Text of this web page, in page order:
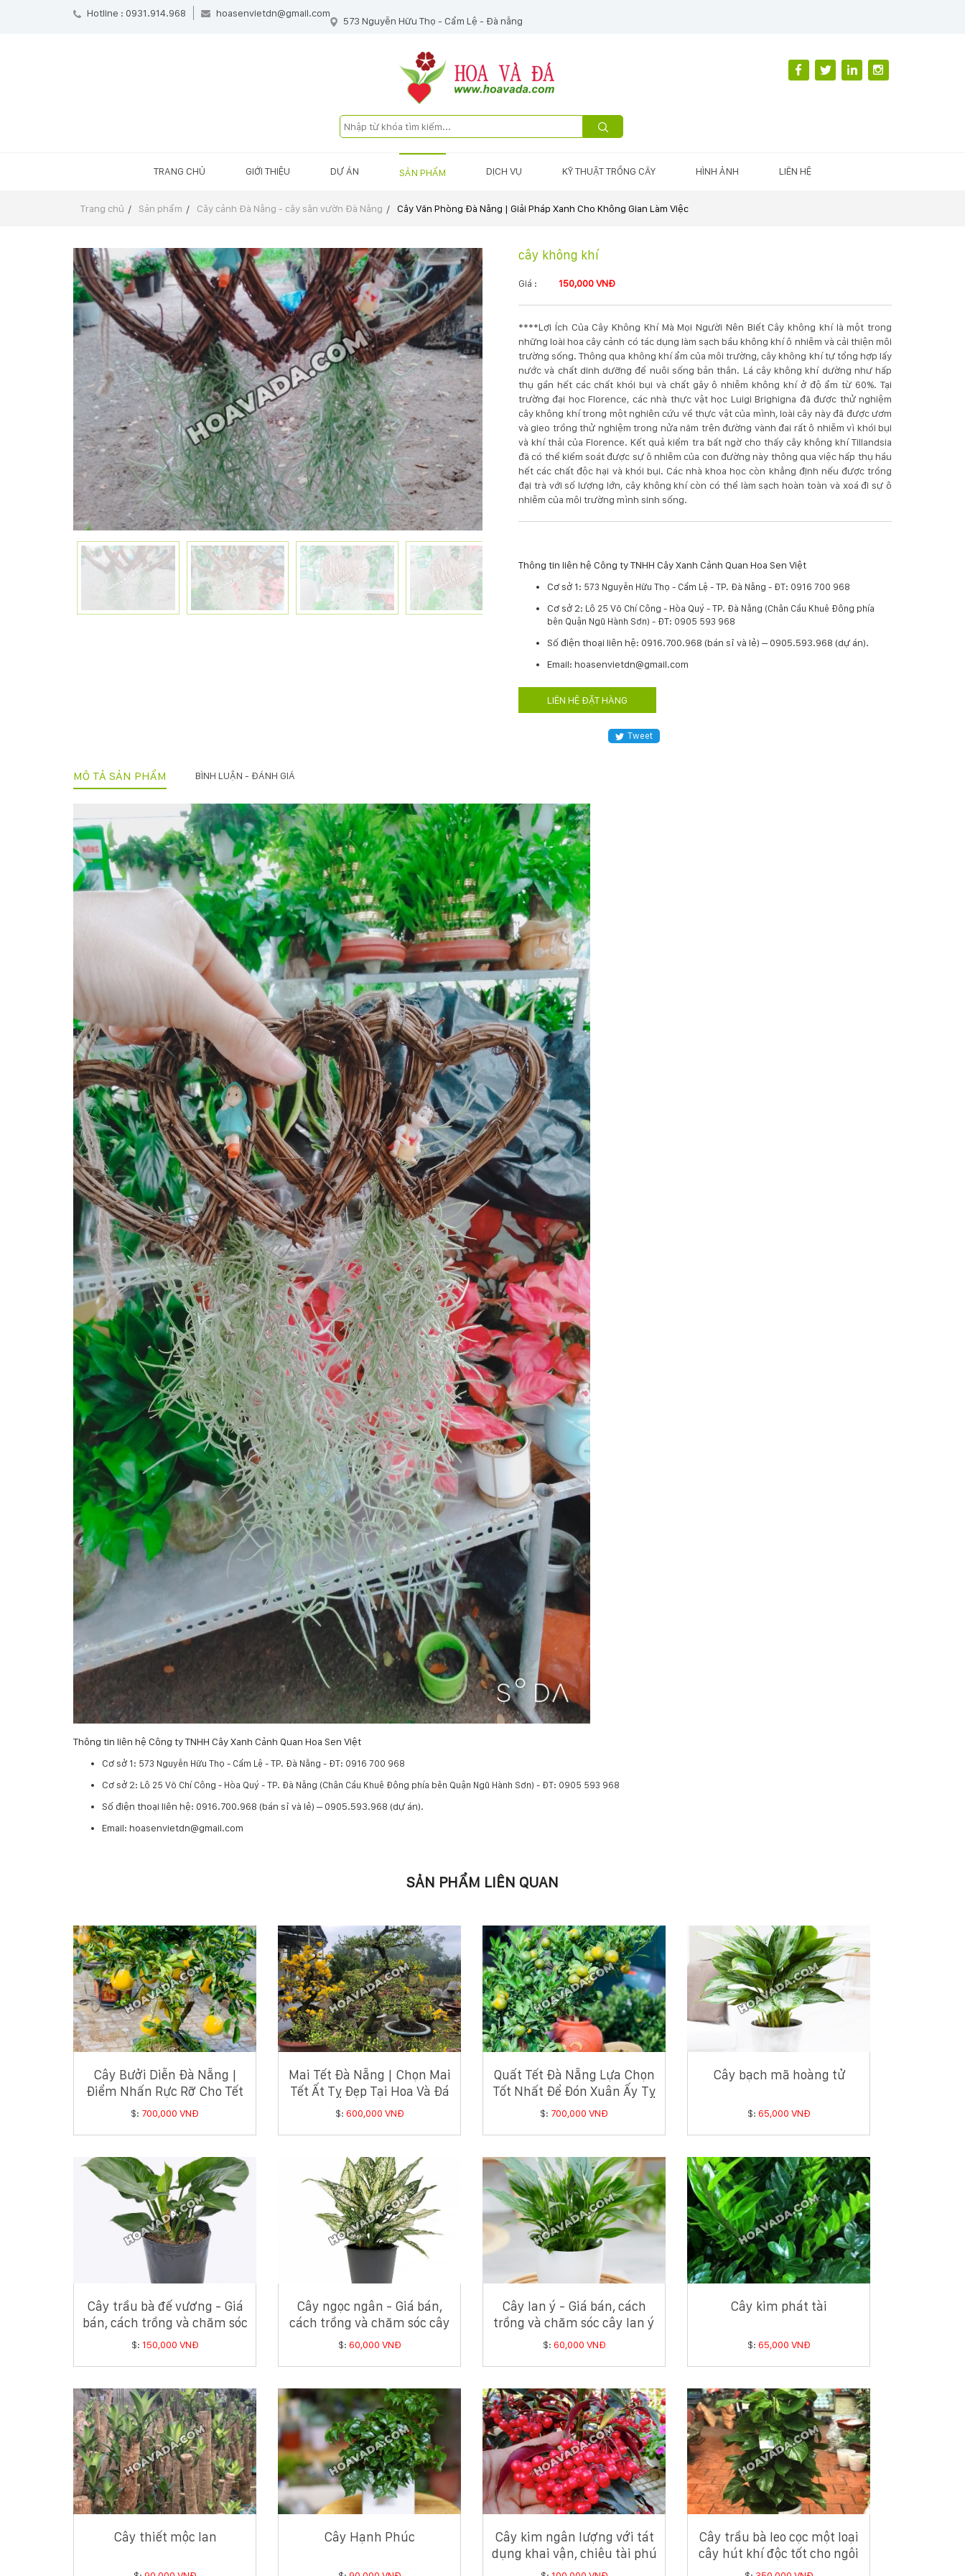
Hotline : 0931.914.968 hoasenvietdn@gmail.com
573 Nguyễn Hữu Thọ - Cẩm Lệ - Đà nẵng
TRANG CHỦ GIỚI THIỆU DỰ ÁN SẢN PHẨM DỊCH VỤ KỸ THUẬT TRỒNG CÂY HÌNH ẢNH LIÊN HỆ
Trang chủ Sản phẩm Cây cảnh Đà Nẵng - cây sân vườn Đà Nẵng Cây Văn Phòng Đà Nẵng | Giải Pháp Xanh Cho Không Gian Làm Việc
cây không khí
Giá : 150,000 VNĐ
****Lợi Ích Của Cây Không Khí Mà Mọi Người Nên Biết Cây không khí là một trong
những loài hoa cây cảnh có tác dụng làm sạch bầu không khí ô nhiễm và cải thiện môi
trường sống. Thông qua không khí ẩm của môi trường, cây không khí tự tổng hợp lấy
nước và chất dinh dưỡng để nuôi sống bản thân. Lá cây không khí dường như hấp
thụ gần hết các chất khói bụi và chất gây ô nhiễm không khí ở độ ẩm từ 60%. Tại
trường đại học Florence, các nhà thực vật học Luigi Brighigna đã được thử nghiệm
cây không khí trong một nghiên cứu về thực vật của mình, loài cây này đã được ươm
và gieo trồng thử nghiệm trong nửa năm trên đường vành đai rất ô nhiễm vì khói bụi
và khí thải của Florence. Kết quả kiểm tra bất ngờ cho thấy cây không khí Tillandsia
đã có thể kiểm soát được sự ô nhiễm của con đường này thông qua việc hấp thụ hầu
hết các chất độc hại và khói bụi. Các nhà khoa học còn khẳng định nếu được trồng
đại trà với số lượng lớn, cây không khí còn có thể làm sạch hoàn toàn và xoá đi sự ô
nhiễm của môi trường mình sinh sống.
Thông tin liên hệ Công ty TNHH Cây Xanh Cảnh Quan Hoa Sen Việt
Cơ sở 1: 573 Nguyễn Hữu Thọ - Cẩm Lệ - TP. Đà Nẵng - ĐT: 0916 700 968
Cơ sở 2: Lô 25 Võ Chí Công - Hòa Quý - TP. Đà Nẵng (Chân Cầu Khuê Đông phía
bên Quận Ngũ Hành Sơn) - ĐT: 0905 593 968
​Số điện thoại liên hệ: 0916.700.968 (bán sỉ và lẻ) – 0905.593.968 (dự án).
Email: hoasenvietdn@gmail.com
LIÊN HỆ ĐẶT HÀNG
Tweet
MÔ TẢ SẢN PHẨM BÌNH LUẬN - ĐÁNH GIÁ
Thông tin liên hệ Công ty TNHH Cây Xanh Cảnh Quan Hoa Sen Việt
Cơ sở 1: 573 Nguyễn Hữu Thọ - Cẩm Lệ - TP. Đà Nẵng - ĐT: 0916 700 968
Cơ sở 2: Lô 25 Võ Chí Công - Hòa Quý - TP. Đà Nẵng (Chân Cầu Khuê Đông phía bên Quận Ngũ Hành Sơn) - ĐT: 0905 593 968
​Số điện thoại liên hệ: 0916.700.968 (bán sỉ và lẻ) – 0905.593.968 (dự án).
Email: hoasenvietdn@gmail.com
SẢN PHẨM LIÊN QUAN
Cây Bưởi Diễn Đà Nẵng |
Điểm Nhấn Rực Rỡ Cho Tết
Ất Tỵ
$: 700,000 VNĐ
Mai Tết Đà Nẵng | Chọn Mai
Tết Ất Tỵ Đẹp Tại Hoa Và Đá
$: 600,000 VNĐ
Quất Tết Đà Nẵng Lựa Chọn
Tốt Nhất Để Đón Xuân Ấy Tỵ
2025
$: 700,000 VNĐ
Cây bạch mã hoàng tử
$: 65,000 VNĐ
Cây trầu bà đế vương - Giá
bán, cách trồng và chăm sóc
cây trầu bà đế vương
$: 150,000 VNĐ
Cây ngọc ngân - Giá bán,
cách trồng và chăm sóc cây
ngọc ngân
$: 60,000 VNĐ
Cây lan ý - Giá bán, cách
trồng và chăm sóc cây lan ý
$: 60,000 VNĐ
Cây kim phát tài
$: 65,000 VNĐ
Cây thiết mộc lan Cây Hạnh Phúc
Cây kim ngân lượng với tát
dụng khai vận, chiêu tài phú
quý
Cây trầu bà leo cọc một loại
cây hút khí độc tốt cho ngôi
nhà bạn